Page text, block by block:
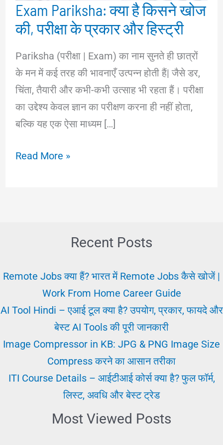
Exam Pariksha: क्या है किसने खोज
की, परीक्षा के प्रकार और हिस्ट्री
Pariksha (परीक्षा | Exam) का नाम सुनते ही छात्रों
के मन में कई तरह की भावनाएँ उत्पन्न होती हैं| जैसे डर,
चिंता, तैयारी और कभी-कभी उत्साह भी रहता हैं। परीक्षा
का उद्देश्य केवल ज्ञान का परीक्षण करना ही नहीं होता,
बल्कि यह एक ऐसा माध्यम […]
Exam
परीक्षा
प्रकार
हिस्ट्री
Read More »
Recent Posts
Remote Jobs क्या हैं? भारत में Remote Jobs कैसे खोजें |
Work From Home Career Guide
AI Tool Hindi – एआई टूल क्या है? उपयोग, प्रकार, फायदे और
बेस्ट AI Tools की पूरी जानकारी
Image Compressor in KB: JPG & PNG Image Size
Compress करने का आसान तरीका
ITI Course Details – आईटीआई कोर्स क्या है? फुल फॉर्म,
लिस्ट, अवधि और बेस्ट ट्रेड
Most Viewed Posts